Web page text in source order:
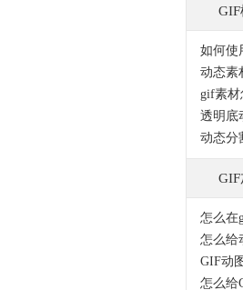
如何使
gif素材
怎么在